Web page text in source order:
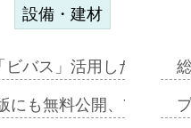
設備・建材
ビバス」活用した新入
にも無料公開、YKKAP